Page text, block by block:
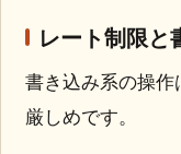
レート制限と
書き込み系の操
厳しめです。